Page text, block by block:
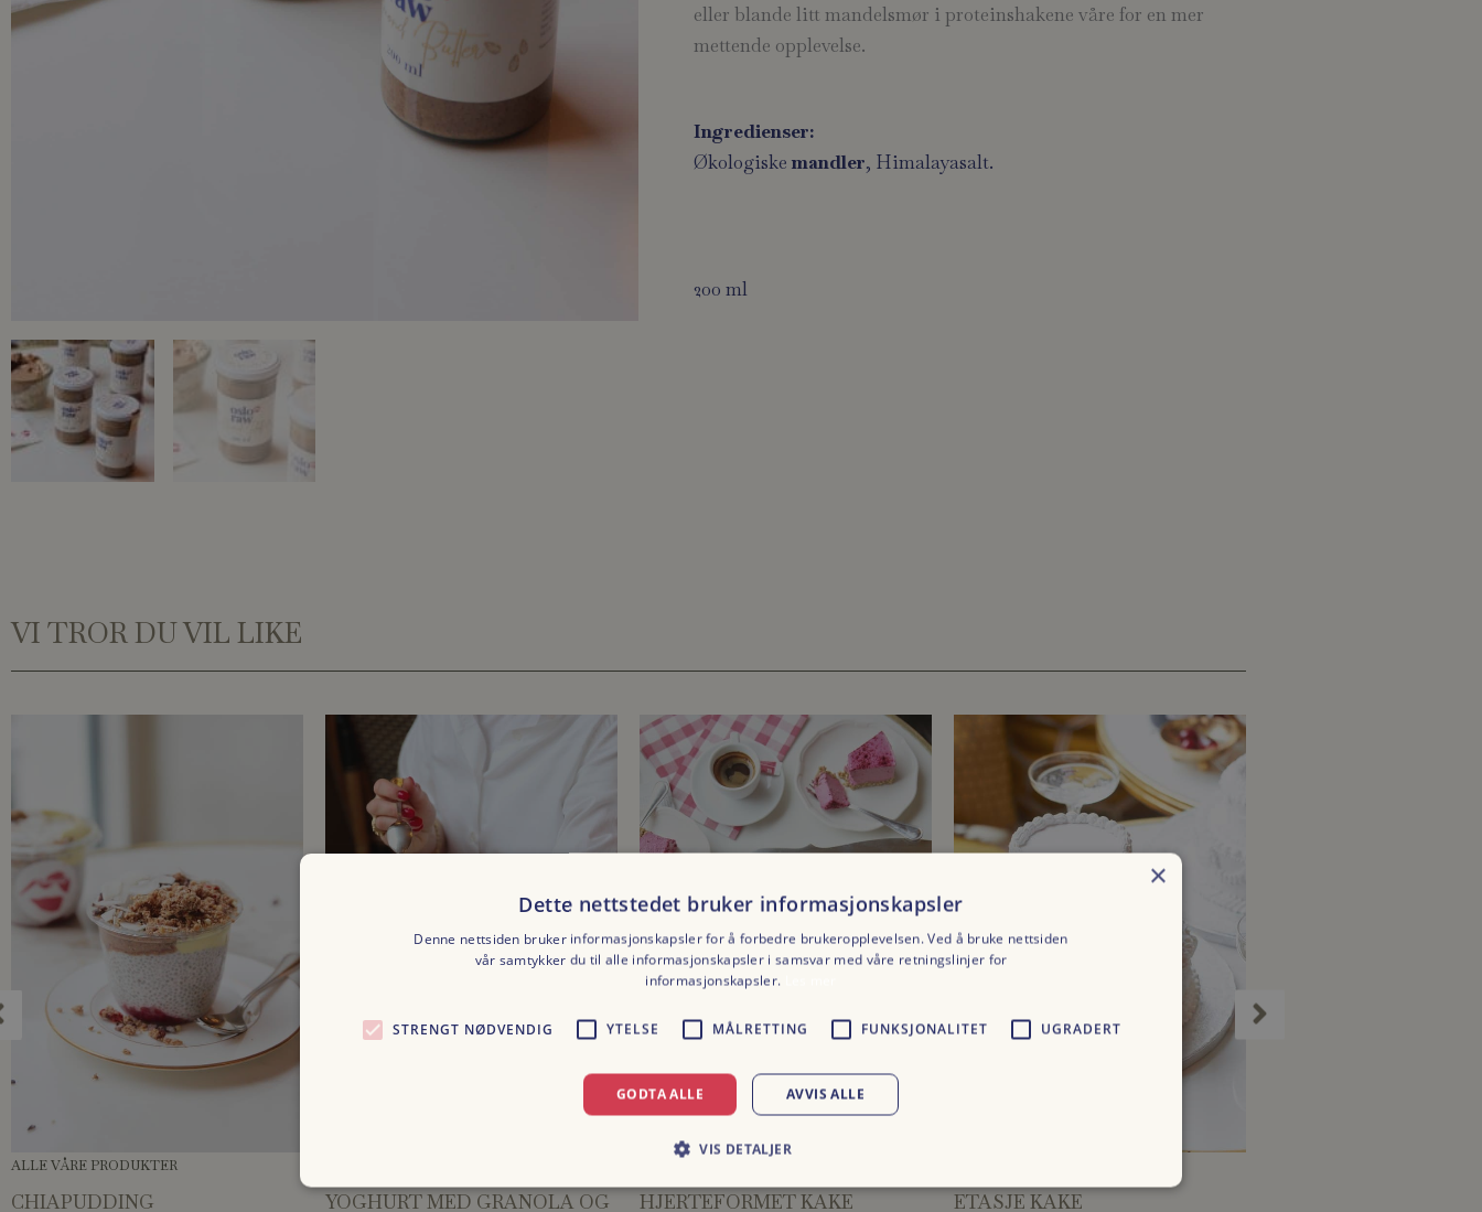
eller blande litt mandelsmør i proteinshakene våre for en mer
mettende opplevelse.
Ingredienser:
Økologiske mandler, Himalayasalt.
200 ml
VI TROR DU VIL LIKE
ALLE VÅRE PRODUKTER
CHIAPUDDING
YOGHURT MED GRANOLA OG
HJERTEFORMET KAKE
ETASJE KAKE
Prisområde:
kr 3200,00
kr 4500,00
×
Dette nettstedet bruker informasjonskapsler
Denne nettsiden bruker informasjonskapsler for å forbedre brukeropplevelsen. Ved å bruke nettsiden
vår samtykker du til alle informasjonskapsler i samsvar med våre retningslinjer for
informasjonskapsler.
STRENGT NØDVENDIG YTELSE MÅLRETTING FUNKSJONALITET UGRADERT
GODTA ALLE AVVIS ALLE
VIS DETALJER